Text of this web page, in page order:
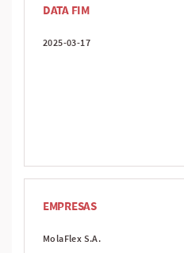
DATA FIM
2025-03-17
EMPRESAS
MolaFlex S.A.